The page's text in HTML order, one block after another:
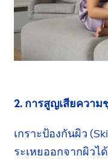
2. การสูญเสียควา
เกราะป้องกันผิว (
ระเหยออกจากผิวไ